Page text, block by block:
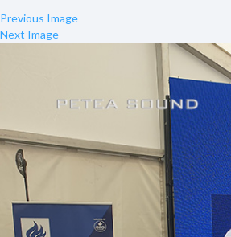
Previous Image
Next Image